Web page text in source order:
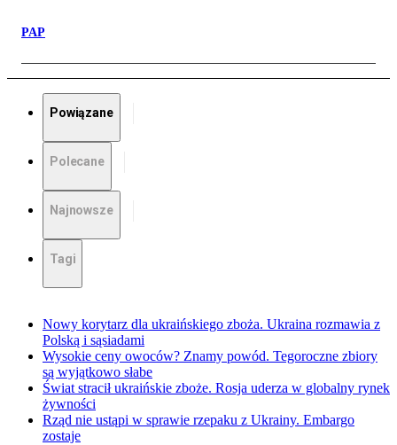
PAP
Powiązane
Polecane
Najnowsze
Tagi
Nowy korytarz dla ukraińskiego zboża. Ukraina rozmawia z
Polską i sąsiadami
Wysokie ceny owoców? Znamy powód. Tegoroczne zbiory
są wyjątkowo słabe
Świat stracił ukraińskie zboże. Rosja uderza w globalny rynek
żywności
Rząd nie ustąpi w sprawie rzepaku z Ukrainy. Embargo
zostaje